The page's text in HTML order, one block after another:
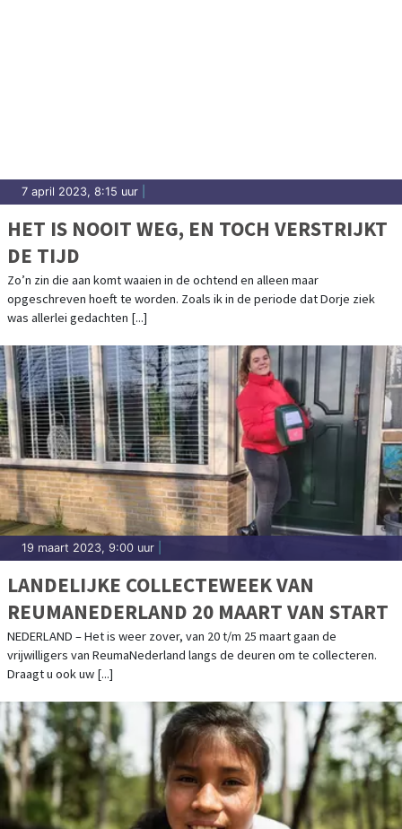
7 april 2023, 8:15 uur
HET IS NOOIT WEG, EN TOCH VERSTRIJKT
DE TIJD
Zo’n zin die aan komt waaien in de ochtend en alleen maar
opgeschreven hoeft te worden. Zoals ik in de periode dat Dorje ziek
was allerlei gedachten [...]
19 maart 2023, 9:00 uur
LANDELIJKE COLLECTEWEEK VAN
REUMANEDERLAND 20 MAART VAN START
NEDERLAND – Het is weer zover, van 20 t/m 25 maart gaan de
vrijwilligers van ReumaNederland langs de deuren om te collecteren.
Draagt u ook uw [...]